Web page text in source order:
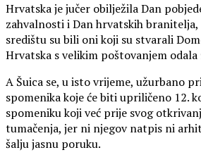
Hrvatska je jučer obilježila Dan
zahvalnosti i Dan hrvatskih
središtu su bili oni koji su stvarali
Hrvatska s velikim poštovanjem odala
A Šuica se, u isto vrijeme, užurbano
spomenika koje će biti upriličeno 12.
spomeniku koji već prije svog
tumačenja, jer ni njegov natpis ni
šalju jasnu poruku.